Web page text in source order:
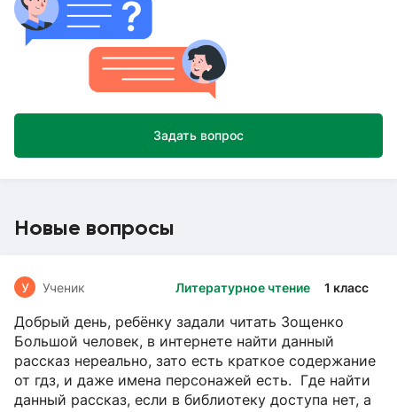
Задать вопрос
Новые вопросы
Литературное чтение 1 класс
У Ученик
Добрый день, ребёнку задали читать Зощенко
Большой человек, в интернете найти данный
рассказ нереально, зато есть краткое содержание
от гдз, и даже имена персонажей есть. Где найти
данный рассказ, если в библиотеку доступа нет, а